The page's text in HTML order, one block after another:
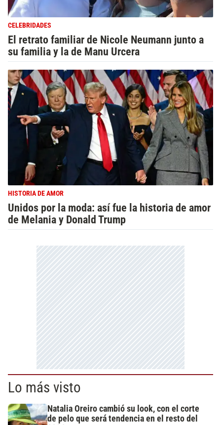
CELEBRIDADES
El retrato familiar de Nicole Neumann junto a
su familia y la de Manu Urcera
HISTORIA DE AMOR
Unidos por la moda: así fue la historia de amor
de Melania y Donald Trump
Lo más visto
Natalia Oreiro cambió su look, con el corte
de pelo que será tendencia en el resto del